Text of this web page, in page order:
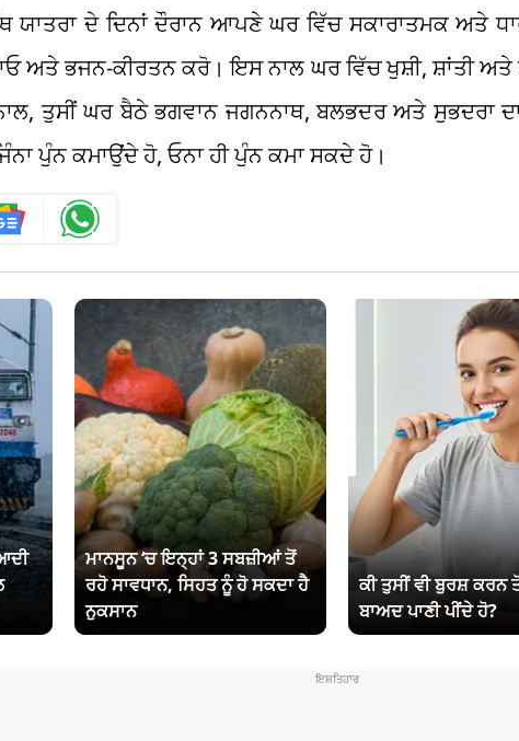
ਯਾਤਰਾ ਦੇ ਦਿਨਾਂ ਦੌਰਾਨ ਆਪਣੇ ਘਰ ਵਿੱਚ ਸਕਾਰਾਤਮਕ ਅਤੇ
ਅਤੇ ਭਜਨ-ਕੀਰਤਨ ਕਰੋ। ਇਸ ਨਾਲ ਘਰ ਵਿੱਚ ਖੁਸ਼ੀ, ਸ਼ਾਂਤੀ
ਤੁਸੀਂ ਘਰ ਬੈਠੇ ਭਗਵਾਨ ਜਗਨਨਾਥ, ਬਲਭਦਰ ਅਤੇ ਸੁਭਦਰਾ
ਪੁੰਨ ਕਮਾਉਂਦੇ ਹੋ, ਓਨਾ ਹੀ ਪੁੰਨ ਕਮਾ ਸਕਦੇ ਹੋ।
ਮਾਨਸੂਨ ‘ਚ ਇਨ੍ਹਾਂ 3 ਸਬਜ਼ੀਆਂ ਤੋਂ
ਰਹੋ ਸਾਵਧਾਨ, ਸਿਹਤ ਨੂੰ ਹੋ ਸਕਦਾ ਹੈ
ਨੁਕਸਾਨ
ਕੀ ਤੁਸੀਂ ਵੀ ਬੁਰਸ਼ ਕਰਨ
ਬਾਅਦ ਪਾਣੀ ਪੀਂਦੇ ਹੋ?